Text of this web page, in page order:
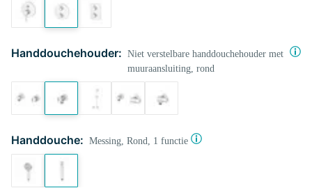
Handdouchehouder: Niet verstelbare handdouchehouder met
muuraansluiting, rond
Handdouche: Messing, Rond, 1 functie